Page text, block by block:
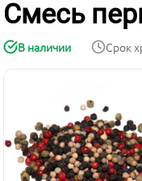
Смесь
В наличии Срок